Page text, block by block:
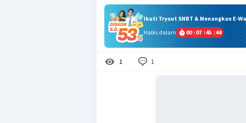
Ikuti Tryout SNBT & Menangkan E-
Habis dalam
00 :07 :45 :43
1 1